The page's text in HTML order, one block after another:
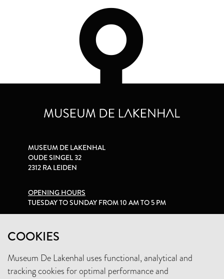
COOKIES
Museum De Lakenhal uses functional, analytical and
tracking cookies for optimal performance and
MUSEUM DE LAKENHAL
OUDE SINGEL 32
2312 RA LEIDEN
OPENING HOURS
TUESDAY TO SUNDAY FROM 10 AM TO 5 PM
+31 (0)71 5165360
INFO@LAKENHAL.NL